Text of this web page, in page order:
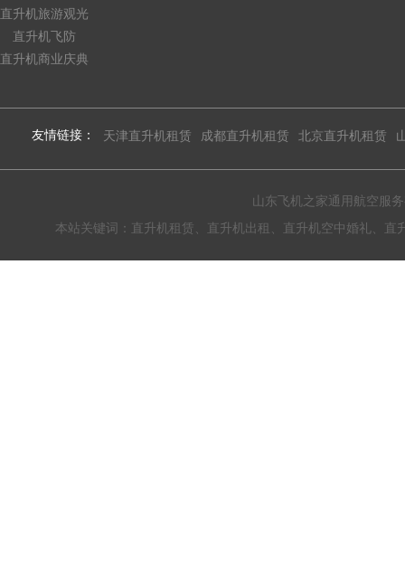
直升机旅游观光
直升机飞防
直升机商业庆典
友情链接： 天津直升机租赁 成都直升机租赁 北京直升机租赁
山东飞机之家通用航空服
本站关键词：直升机租赁、直升机出租、直升机空中婚礼、